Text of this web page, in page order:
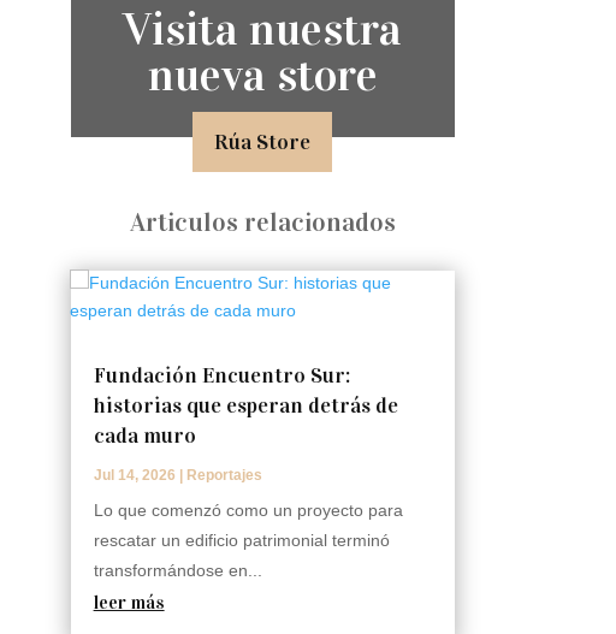
Visita nuestra
nueva store
Rúa Store
Articulos relacionados
Fundación Encuentro Sur:
historias que esperan detrás de
cada muro
Jul 14, 2026 Reportajes
Lo que comenzó como un proyecto para
rescatar un edificio patrimonial terminó
transformándose en...
leer más